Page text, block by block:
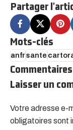
Partager
Mots-clés
anfrsante
Commentaires
Laisser un
Votre adresse e-
obligatoires sont
Alternative: